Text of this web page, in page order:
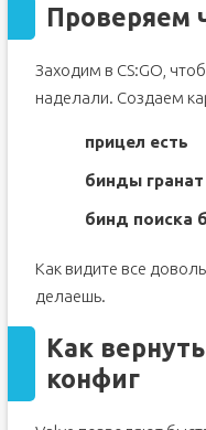
Проверяем
Заходим в CS:GO,
наделали. Создаем
прицел есть
бинды гранат
бинд поиска
Как видите все
делаешь.
Как
конфиг